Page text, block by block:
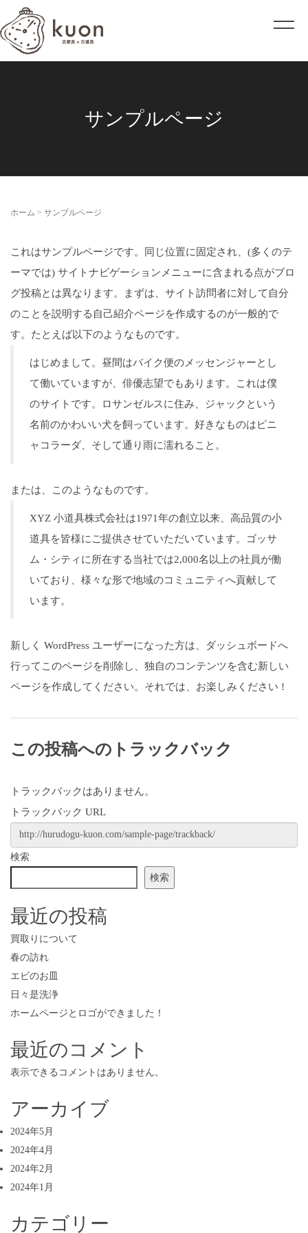
サンプルページ
ホーム > サンプルページ
これはサンプルページです。同じ位置に固定され、(多くのテ
ーマでは) サイトナビゲーションメニューに含まれる点がブロ
グ投稿とは異なります。まずは、サイト訪問者に対して自分
のことを説明する自己紹介ページを作成するのが一般的で
す。たとえば以下のようなものです。
はじめまして。昼間はバイク便のメッセンジャーとし
て働いていますが、俳優志望でもあります。これは僕
のサイトです。ロサンゼルスに住み、ジャックという
名前のかわいい犬を飼っています。好きなものはピニ
ャコラーダ、そして通り雨に濡れること。
または、このようなものです。
XYZ 小道具株式会社は1971年の創立以来、高品質の小
道具を皆様にご提供させていただいています。ゴッサ
ム・シティに所在する当社では2,000名以上の社員が働
いており、様々な形で地域のコミュニティへ貢献して
います。
新しく WordPress ユーザーになった方は、 ダッシュボードへ
行ってこのページを削除し、独自のコンテンツを含む新しい
ページを作成してください。それでは、お楽しみください !
この投稿へのトラックバック
トラックバックはありません。
トラックバック URL
検索
検索
最近の投稿
買取りについて
春の訪れ
エビのお皿
日々是洗浄
ホームページとロゴができました！
最近のコメント
表示できるコメントはありません。
アーカイブ
2024年5月
2024年4月
2024年2月
2024年1月
カテゴリー